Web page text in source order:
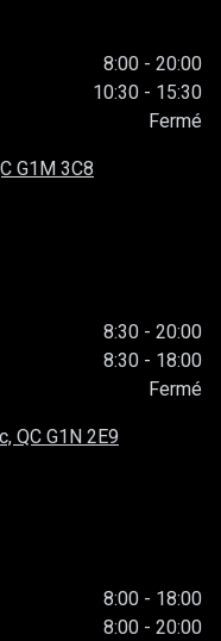
8:00 - 20:00
10:30 - 15:30
Fermé
G1M 3C8
8:30 - 20:00
8:30 - 18:00
Fermé
QC G1N 2E9
8:00 - 18:00
8:00 - 20:00